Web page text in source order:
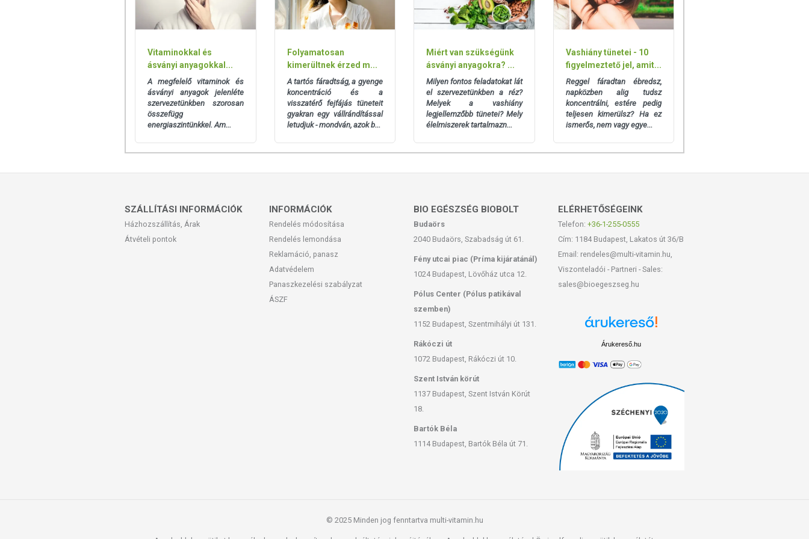
Vitaminokkal és
ásványi anyagokkal...
A megfelelő vitaminok és
ásványi anyagok jelenléte
szervezetünkben szorosan
összefügg
energiaszintünkkel. Am...
Folyamatosan
kimerültnek érzed m...
A tartós fáradtság, a gyenge
koncentráció és a
visszatérő fejfájás tüneteit
gyakran egy vállrándítással
letudjuk - mondván, azok b...
Miért van szükségünk
ásványi anyagokra? ...
Milyen fontos feladatokat lát
el szervezetünkben a réz?
Melyek a vashiány
legjellemzőbb tünetei? Mely
élelmiszerek tartalmazn...
Vashiány tünetei - 10
figyelmeztető jel, amit...
Reggel fáradtan ébredsz,
napközben alig tudsz
koncentrálni, estére pedig
teljesen kimerülsz? Ha ez
ismerős, nem vagy egye...
SZÁLLÍTÁSI INFORMÁCIÓK
Házhozszállítás, Árak
Átvételi pontok
INFORMÁCIÓK
Rendelés módosítása
Rendelés lemondása
Reklamáció, panasz
Adatvédelem
Panaszkezelési szabályzat
ÁSZF
BIO EGÉSZSÉG BIOBOLT
Budaörs
2040 Budaörs, Szabadság út 61.
Fény utcai piac (Príma kijáratánál)
1024 Budapest, Lövőház utca 12.
Pólus Center (Pólus patikával
szemben)
1152 Budapest, Szentmihályi út 131.
Rákóczi út
1072 Budapest, Rákóczi út 10.
Szent István körút
1137 Budapest, Szent István Körút
18.
Bartók Béla
1114 Budapest, Bartók Béla út 71.
ELÉRHETŐSÉGEINK
Telefon: +36-1-255-0555
Cím: 1184 Budapest, Lakatos út 36/B
Email: rendeles@multi-vitamin.hu,
Viszonteladói - Partneri - Sales:
sales@bioegeszseg.hu
Árukereső.hu
© 2025 Minden jog fenntartva multi-vitamin.hu